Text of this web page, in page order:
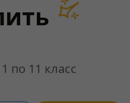
по 11 класс